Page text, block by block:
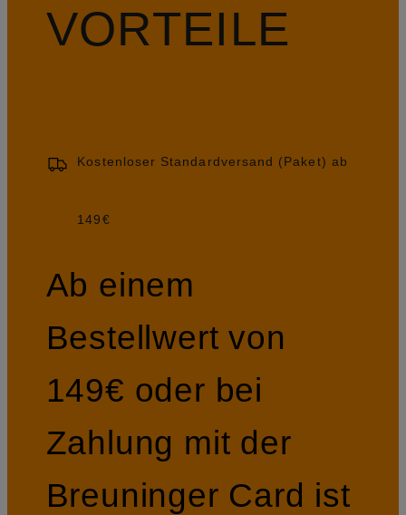
VORTEILE
Kostenloser Standardversand (Paket) ab
149€
Ab einem
Bestellwert von
149€ oder bei
Zahlung mit der
Breuninger Card ist